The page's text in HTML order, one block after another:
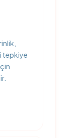
tepkiye